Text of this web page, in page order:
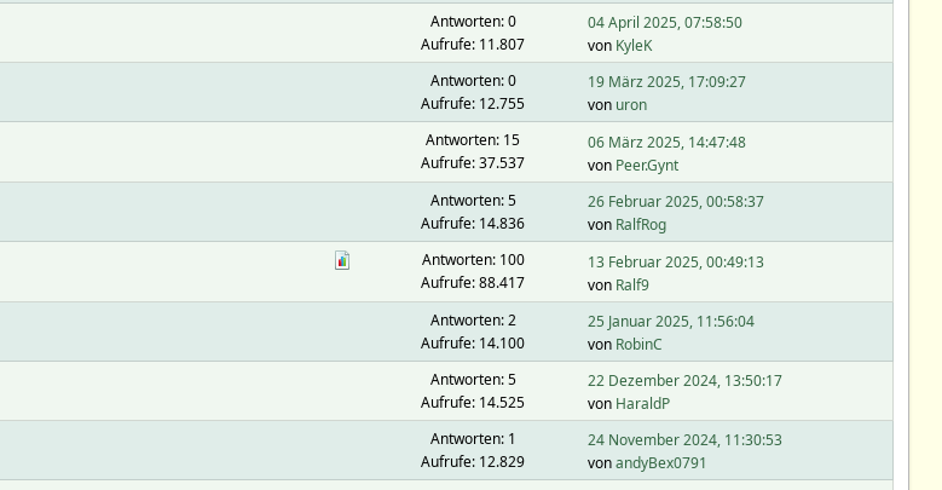
Antworten: 0
Aufrufe: 11.807
04 April 2025, 07:58:50
von KyleK
Antworten: 0
Aufrufe: 12.755
19 März 2025, 17:09:27
von uron
Antworten: 15
Aufrufe: 37.537
06 März 2025, 14:47:48
von Peer.Gynt
Antworten: 5
Aufrufe: 14.836
26 Februar 2025, 00:58:37
von RalfRog
Antworten: 100
Aufrufe: 88.417
13 Februar 2025, 00:49:13
von Ralf9
Antworten: 2
Aufrufe: 14.100
25 Januar 2025, 11:56:04
von RobinC
Antworten: 5
Aufrufe: 14.525
22 Dezember 2024, 13:50:17
von HaraldP
Antworten: 1
Aufrufe: 12.829
24 November 2024, 11:30:53
vonandyBex0791